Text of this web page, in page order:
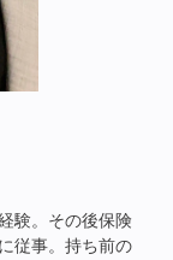
験。その後保険
従事。持ち前の